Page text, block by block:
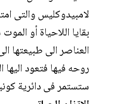
لامبيدوكليس والتى
بقايا اللاحياة أو
العناصر الى طبيعتها
روحه فيها فتعود اليها
ستستمر فى دائرية